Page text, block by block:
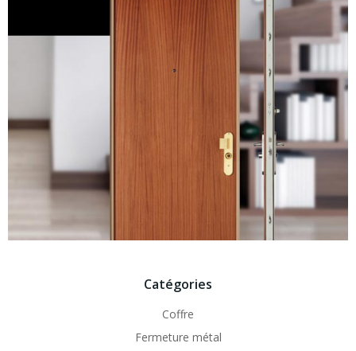
Catégories
Coffre
Fermeture métal